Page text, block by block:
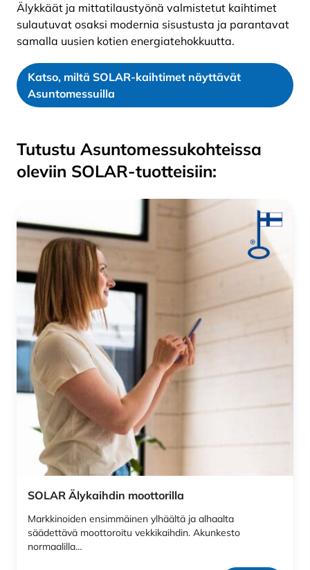
Älykkäät ja mittatilaustyönä valmistetut kaihtimet
sulautuvat osaksi modernia sisustusta ja parantavat
samalla uusien kotien energiatehokkuutta.
Katso, miltä SOLAR-kaihtimet näyttävät
Asuntomessuilla
Tutustu Asuntomessukohteissa
oleviin SOLAR-tuotteisiin:
SOLAR Älykaihdin moottorilla
Markkinoiden ensimmäinen ylhäältä ja alhaalta
säädettävä moottoroitu vekkikaihdin. Akunkesto
normaalilla…